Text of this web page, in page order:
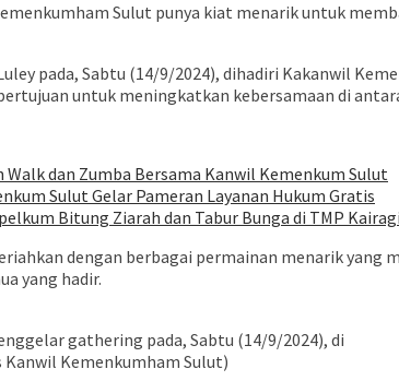
Sulut punya kiat menarik untuk
pada, Sabtu (14/9/2024), dihadiri Kakanwil
untuk meningkatkan kebersamaan di
dan Zumba Bersama Kanwil Kemenkum Sulut
Sulut Gelar Pameran Layanan Hukum Gratis
Bitung Ziarah dan Tabur Bunga di TMP Kairagi
dengan berbagai permainan menarik
yang hadir.
gathering pada, Sabtu (14/9/2024), di
Kanwil Kemenkumham Sulut)